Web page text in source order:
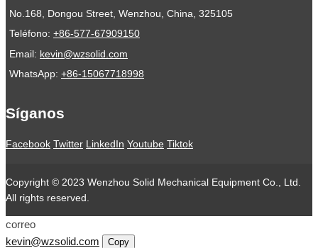
No.168, Dongou Street, Wenzhou, China, 325105
Teléfono: +86-577-67909150
Email: kevin@wzsolid.com
WhatsApp: +86-15067718998
Síganos
Facebook Twitter LinkedIn Youtube Tiktok
Copyright © 2023 Wenzhou Solid Mechanical Equipment Co., Ltd.
All rights reserved.
correo
kevin@wzsolid.com
Copy